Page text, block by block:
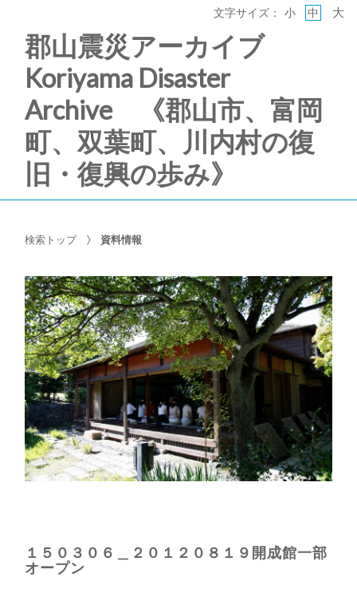
郡山震災アーカイブ
Koriyama Disaster
Archive 《郡山市、富岡
町、双葉町、川内村の復
旧・復興の歩み》
文字サイズ： 小 中 大
検索トップ 資料情報
１５０３０６＿２０１２０８１９開成館一部
オープン